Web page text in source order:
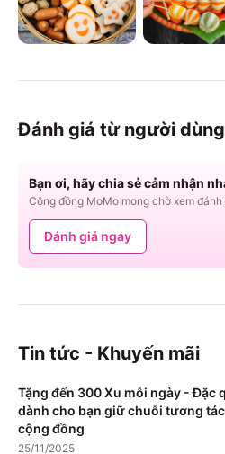
Đánh giá từ người
Bạn ơi, hãy chia sẻ cảm nhận
Cộng đồng MoMo mong chờ xem
Đánh giá ngay
Tin tức - Khuyến mãi
Tặng đến 300 Xu mỗi ngày - Đặc
dành cho bạn giữ chuỗi tương
cộng đồng
25/11/2025